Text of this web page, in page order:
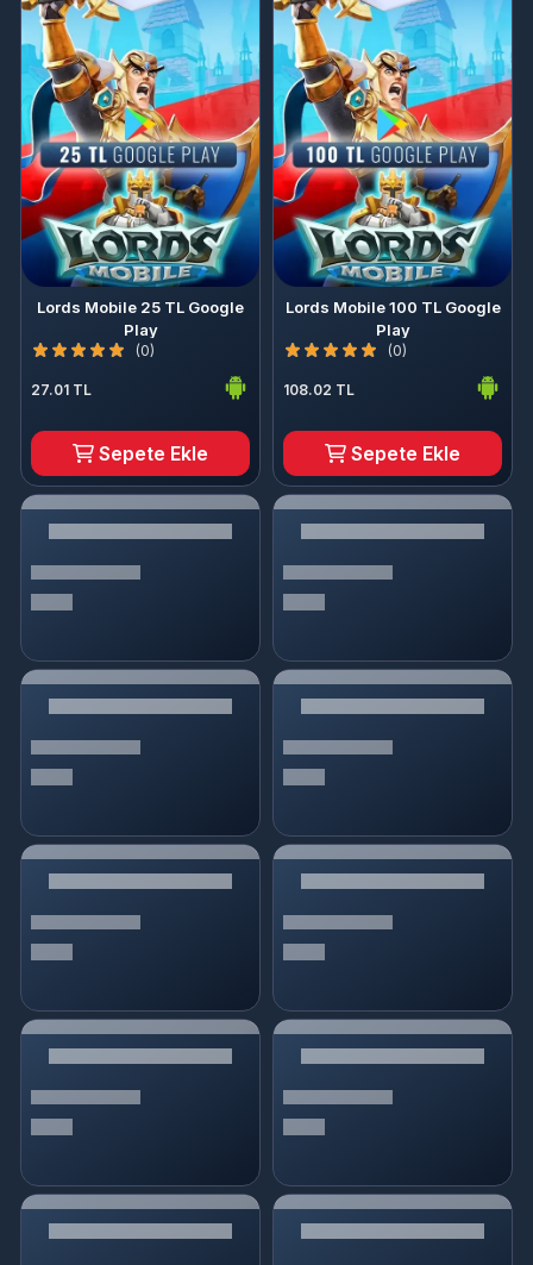
Lords Mobile 25 TL Google
Play
(0)
27.01 TL
Sepete Ekle
Lords Mobile 100 TL Google
Play
(0)
108.02 TL
Sepete Ekle